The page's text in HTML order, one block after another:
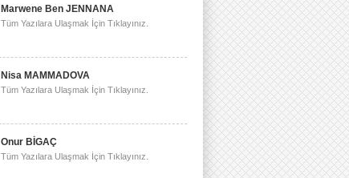
Marwene Ben JENNANA
Tüm Yazılara Ulaşmak İçin Tıklayınız.
Nisa MAMMADOVA
Tüm Yazılara Ulaşmak İçin Tıklayınız.
Onur BİGAÇ
Tüm Yazılara Ulaşmak İçin Tıklayınız.